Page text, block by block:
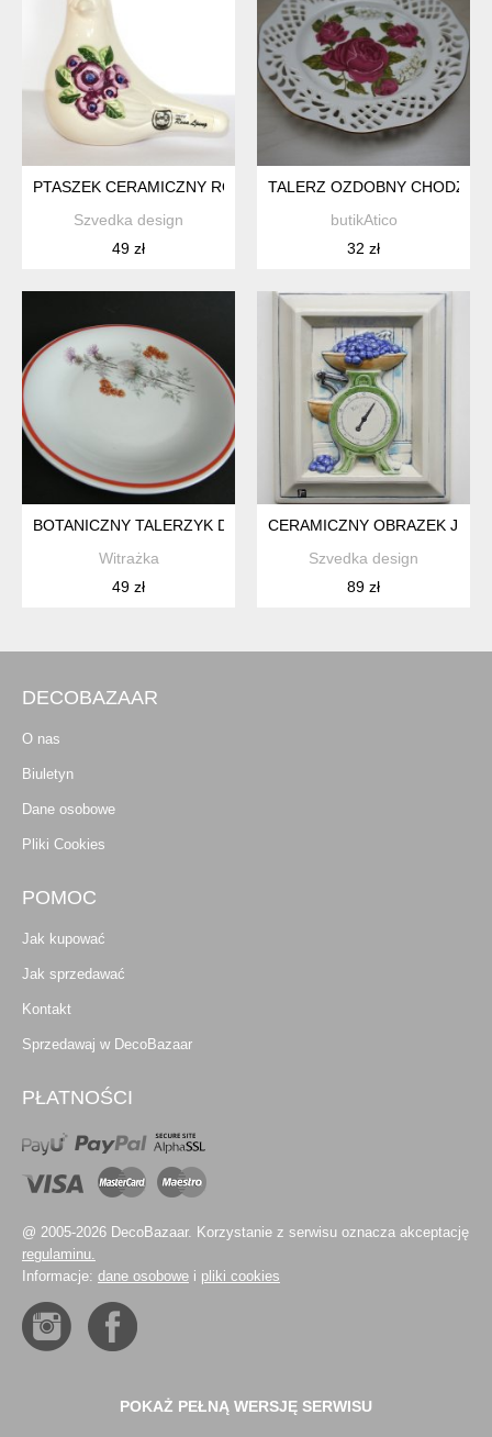
PTASZEK CERAMICZNY ROSA LJUNG S
Szvedka design
49 zł
TALERZ OZDOBNY
butikAtico
32 zł
BOTANICZNY TALERZYK DESEROWY PŁASKI, LUBIANA.
Witrażka
49 zł
CERAMICZNY OBRAZEK JIE
Szvedka design
89 zł
DECOBAZAAR
O nas
Biuletyn
Dane osobowe
Pliki Cookies
POMOC
Jak kupować
Jak sprzedawać
Kontakt
Sprzedawaj w DecoBazaar
PŁATNOŚCI
@ 2005-2026 DecoBazaar. Korzystanie z serwisu oznacza akceptację
regulaminu.
Informacje: dane osobowe i pliki cookies
POKAŻ PEŁNĄ WERSJĘ SERWISU